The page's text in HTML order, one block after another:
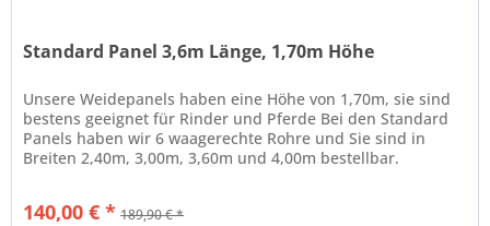
Standard Panel 3,6m Länge, 1,70m Höhe
Unsere Weidepanels haben eine Höhe von 1,70m, sie sind
bestens geeignet für Rinder und Pferde Bei den Standard
Panels haben wir 6 waagerechte Rohre und Sie sind in
Breiten 2,40m, 3,00m, 3,60m und 4,00m bestellbar.
140,00 € * 189,90 € *